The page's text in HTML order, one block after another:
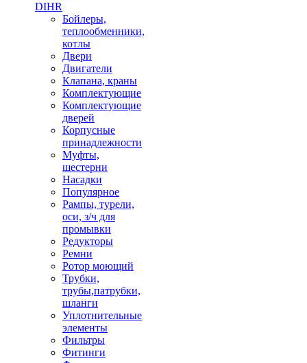
DIHR
Бойлеры,
теплообменники,
котлы
Двери
Двигатели
Клапана, краны
Комплектующие
Комплектующие
дверей
Корпусные
принадлежности
Муфты,
шестерни
Насадки
Популярное
Рампы, турели,
оси, з/ч для
промывки
Редукторы
Ремни
Ротор моющий
Трубки,
трубы,патрубки,
шланги
Уплотнительные
элементы
Фильтры
Фитинги